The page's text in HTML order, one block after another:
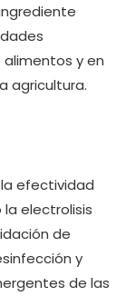
y en
agricultura.
efectividad
electrolisis
de
y
de las